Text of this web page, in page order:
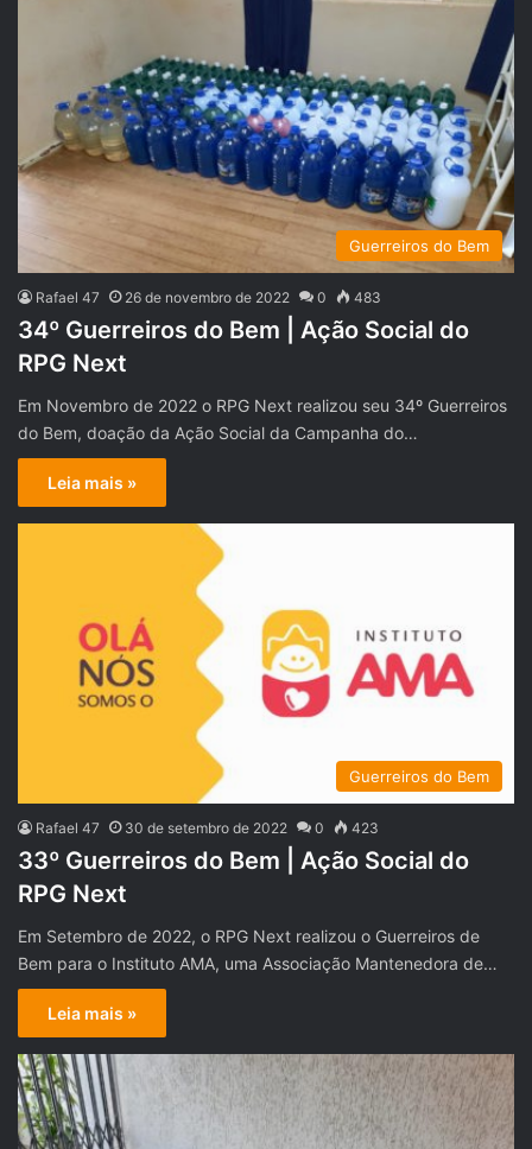
Guerreiros do Bem
Rafael 47 26 de novembro de 2022 0 483
34º Guerreiros do Bem | Ação Social do
RPG Next
Em Novembro de 2022 o RPG Next realizou seu 34º Guerreiros
do Bem, doação da Ação Social da Campanha do…
Leia mais »
Guerreiros do Bem
Rafael 47 30 de setembro de 2022 0 423
33º Guerreiros do Bem | Ação Social do
RPG Next
Em Setembro de 2022, o RPG Next realizou o Guerreiros de
Bem para o Instituto AMA, uma Associação Mantenedora de…
Leia mais »